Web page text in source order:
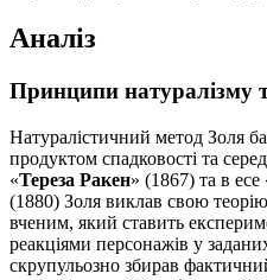
Аналіз
Принципи натуралізму
Натуралістичний метод Золя
продуктом спадковості та
«Тереза Ракен» (1867) та в есе
(1880) Золя виклав свою
вченим, який ставить
реакціями персонажів у
скрупульозно збирав